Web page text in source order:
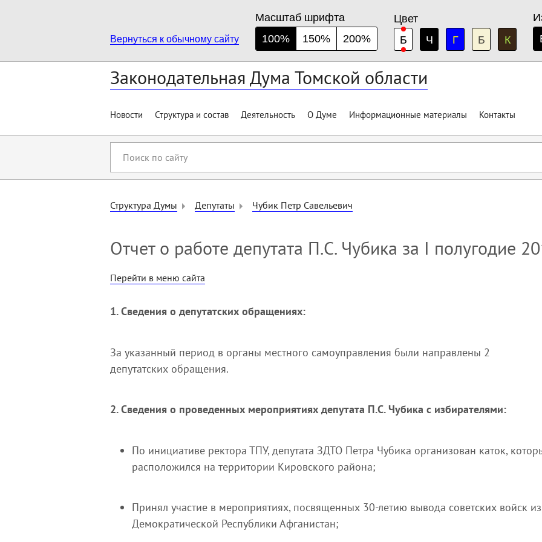
Вернуться к обычному сайту
Масштаб шрифта
100%
150% 200%
Цвет
Б
Ч Г Б К
Законодательная Дума Томской области
Новости Структура и состав Деятельность О Думе Информационные материалы Контакты
сайту
Структура Думы Депутаты Чубик Петр Савельевич
Отчет о работе депутата П.С. Чубика за I полугодие
Перейти в меню сайта
1. Сведения о депутатских обращениях:
За указанный период в органы местного самоуправления были направлены 2
депутатских обращения.
2. Сведения о проведенных мероприятиях депутата П.С. Чубика с избирателями:
По инициативе ректора ТПУ, депутата ЗДТО Петра Чубика организован каток,
расположился на территории Кировского района;
Принял участие в мероприятиях, посвященных 30-летию вывода советских войск из
Демократической Республики Афганистан;